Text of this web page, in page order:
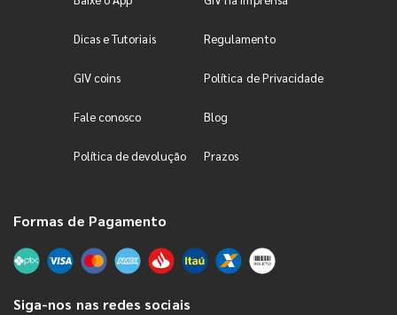
Dicas e Tutoriais Regulamento
GIV coins Política de Privacidade
Fale conosco Blog
Política de devolução Prazos
Formas de Pagamento
Siga-nos nas redes sociais